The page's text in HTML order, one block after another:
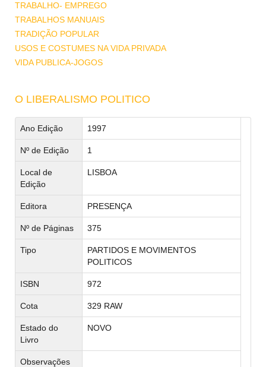
TRABALHO- EMPREGO
TRABALHOS MANUAIS
TRADIÇÃO POPULAR
USOS E COSTUMES NA VIDA PRIVADA
VIDA PUBLICA-JOGOS
O LIBERALISMO POLITICO
Ano Edição 1997
Nº de Edição 1
Local de
Edição
LISBOA
Editora PRESENÇA
Nº de Páginas 375
Tipo
PARTIDOS E MOVIMENTOS
POLITICOS
ISBN 972
Cota 329 RAW
Estado do
Livro
NOVO
Observações